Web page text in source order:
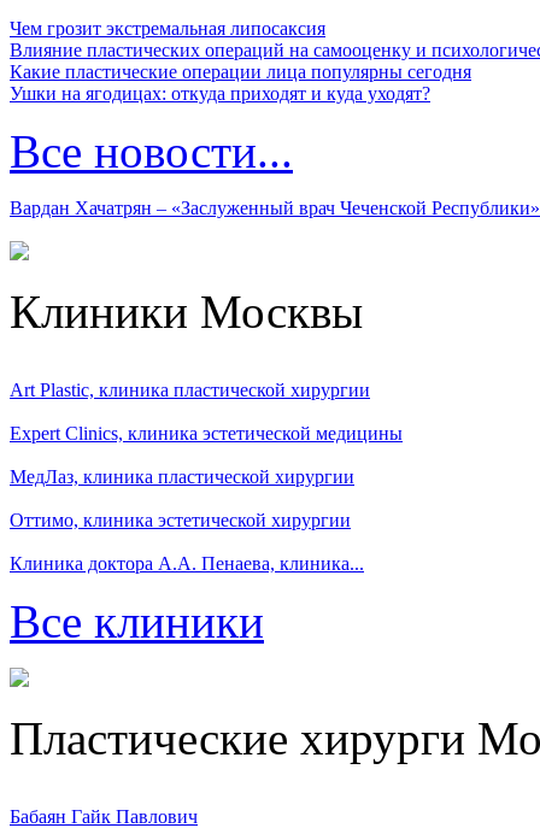
Чем грозит экстремальная липосаксия
Влияние пластических операций на самооценку и
Какие пластические операции лица популярны сегодня
Ушки на ягодицах: откуда приходят и куда уходят?
Все новости...
Вардан Хачатрян – «Заслуженный врач Чеченской Республики»
Клиники Москвы
Art Plastic, клиника пластической хирургии
Expert Clinics, клиника эстетической медицины
МедЛаз, клиника пластической хирургии
Оттимо, клиника эстетической хирургии
Клиника доктора А.А. Пенаева, клиника...
Все клиники
Пластические хирурги
Бабаян Гайк Павлович